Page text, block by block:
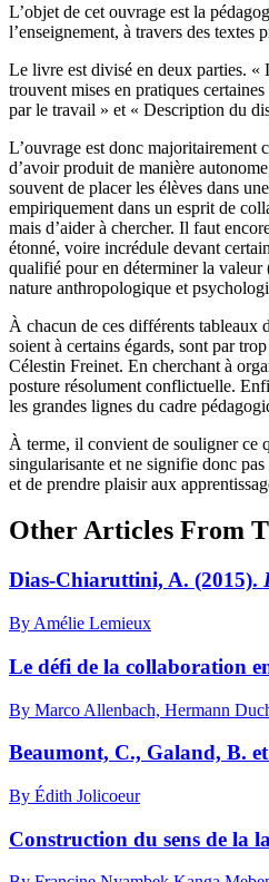
L’objet de cet ouvrage est la
l’enseignement, à travers des
Le livre est divisé en deux parties. «
trouvent mises en pratiques
par le travail » et « Description du
L’ouvrage est donc majoritairement
d’avoir produit de manière
souvent de placer les élèves dans
empiriquement dans un esprit de
mais d’aider à chercher. Il faut
étonné, voire incrédule devant
qualifié pour en déterminer la valeur
nature anthropologique et
À chacun de ces différents tableaux
soient à certains égards, sont par
Célestin Freinet. En cherchant à
posture résolument conflictuelle.
les grandes lignes du cadre
À terme, il convient de souligner ce
singularisante et ne signifie donc
et de prendre plaisir aux
Other Articles From
Dias-Chiaruttini, A. (2015).
By Amélie Lemieux
Le défi de la collaboration
By Marco Allenbach, Hermann
Beaumont, C., Galand, B.
By Édith Jolicoeur
Construction du sens de la